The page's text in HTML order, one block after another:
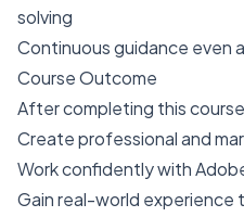
solving
Continuous guidance even
Course Outcome
After completing this
Create professional and
Work confidently with
Gain real-world experience